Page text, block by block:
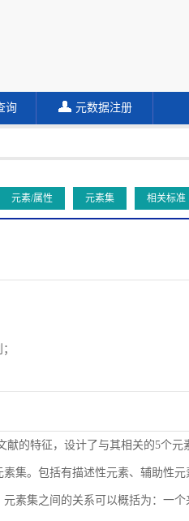
询 元数据注册
元素/属性 元素集 相关标准
的特征，设计了与其相关的5个元
集。包括有描述性元素、辅助性
素集之间的关系可以概括为：一